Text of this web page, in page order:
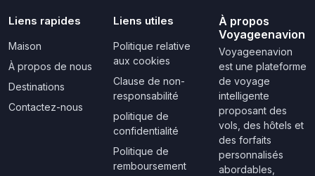
Liens rapides
Maison
À propos de nous
Destinations
Contactez-nous
Liens utiles
Politique relative
aux cookies
Clause de non-
responsabilité
politique de
confidentialité
Politique de
remboursement
À propos
Voyageenavion
Voyageenavion
est une plateforme
de voyage
intelligente
proposant des
vols, des hôtels et
des forfaits
personnalisés
abordables,